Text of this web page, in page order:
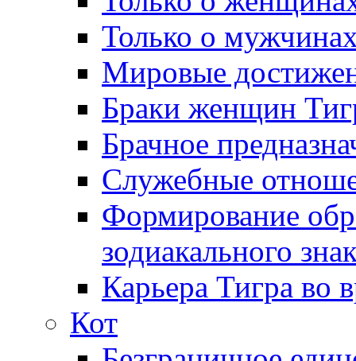
Только о
Мировые
Браки женщин
Брачное
Служебные
Формирование
зодиакального
Карьера Тигра во
Кот